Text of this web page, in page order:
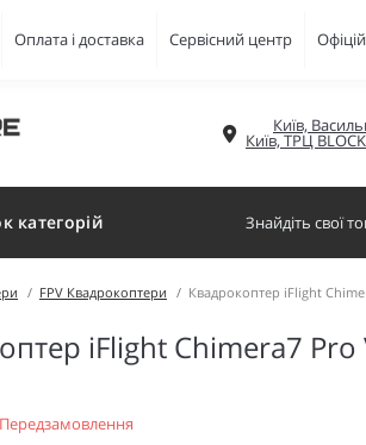
Оплата і доставка Сервісний центр
Київ,
Київ, ТРЦ
категорій
FPV Квадрокоптери Квадрокоптер iFlight
iFlight Chimera7 Pro
Передзамовлення